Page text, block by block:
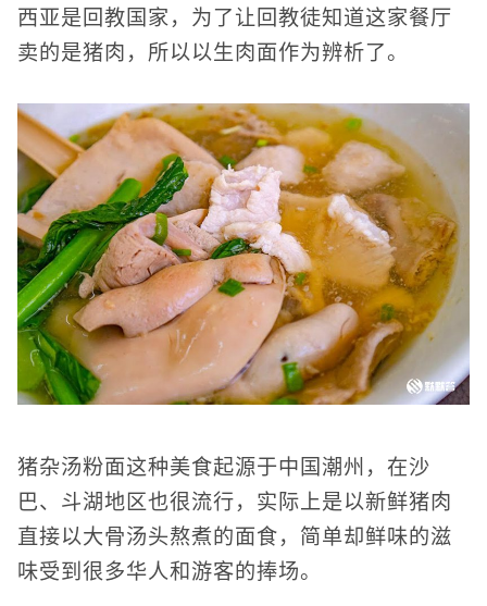
西亚是回教国家，为了让回教徒知道这家餐厅
卖的是猪肉，所以以生肉面作为辨析了。
猪杂汤粉面这种美食起源于中国潮州，在沙
巴、斗湖地区也很流行，实际上是以新鲜猪肉
直接以大骨汤头熬煮的面食，简单却鲜味的滋
味受到很多华人和游客的捧场。